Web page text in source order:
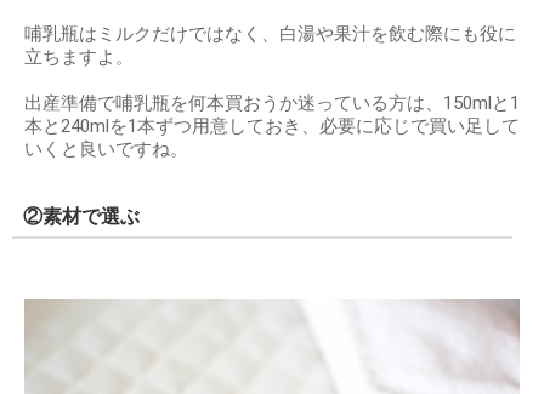
哺乳瓶はミルクだけではなく、白湯や果汁を飲む際にも役に
立ちますよ。
出産準備で哺乳瓶を何本買おうか迷っている方は、150mlと1
本と240mlを1本ずつ用意しておき、必要に応じで買い足して
いくと良いですね。
②素材で選ぶ